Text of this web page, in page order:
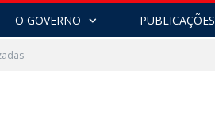
O GOVERNO PUBLICAÇÕES